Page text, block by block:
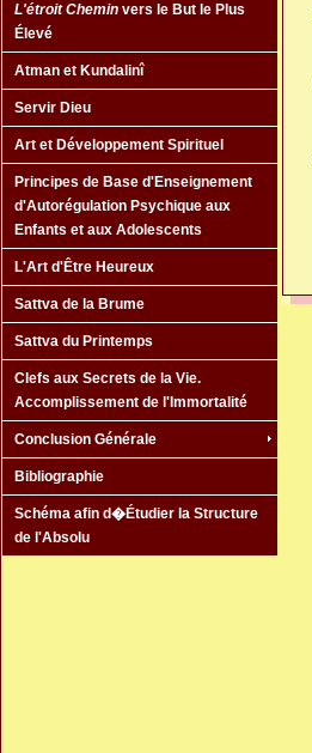
L'étroit Chemin vers le But le Plus
Élevé
Atman et Kundalinî
Servir Dieu
Art et Développement Spirituel
Principes de Base d'Enseignement
d'Autorégulation Psychique aux
Enfants et aux Adolescents
L'Art d'Être Heureux
Sattva de la Brume
Sattva du Printemps
Clefs aux Secrets de la Vie.
Accomplissement de l'Immortalité
Conclusion Générale
Bibliographie
Schéma afin d�Étudier la Structure
de l'Absolu